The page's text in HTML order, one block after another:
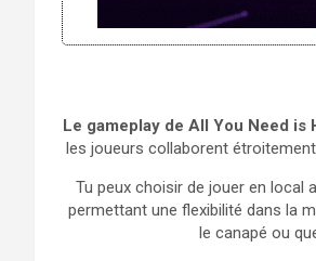
Le gameplay de All You Need
les joueurs collaborent
Tu peux choisir de jouer en local
permettant une flexibilité dans la
le canapé ou